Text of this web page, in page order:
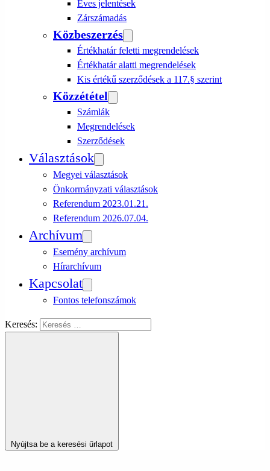
Éves jelentések
Zárszámadás
Közbeszerzés
Értékhatár feletti megrendelések
Értékhatár alatti megrendelések
Kis értékű szerződések a 117.§ szerint
Közzététel
Számlák
Megrendelések
Szerződések
Választások
Megyei választások
Önkormányzati választások
Referendum 2023.01.21.
Referendum 2026.07.04.
Archívum
Esemény archívum
Hírarchívum
Kapcsolat
Fontos telefonszámok
Keresés:
Nyújtsa be a keresési űrlapot